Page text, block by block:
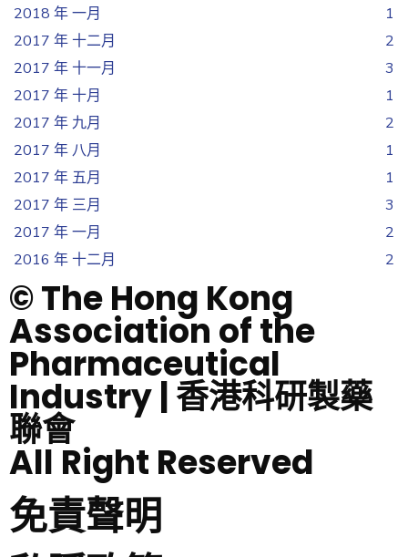
2018 年 一月
1
2017 年 十二月
2
2017 年 十一月
3
2017 年 十月
1
2017 年 九月
2
2017 年 八月
1
2017 年 五月
1
2017 年 三月
3
2017 年 一月
2
2016 年 十二月
2
© The Hong Kong
Association of the
Pharmaceutical
Industry | 香港科研製藥
聯會
All Right Reserved
免責聲明